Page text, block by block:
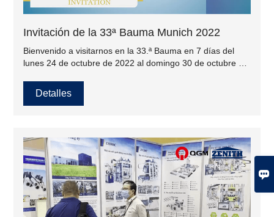

Invitación de la 33ª Bauma Munich 2022
Bienvenido a visitarnos en la 33.ª Bauma en 7 días del
lunes 24 de octubre de 2022 al domingo 30 de octubre de
Detalles